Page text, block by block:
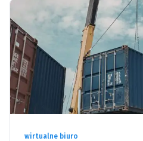
wirtualne biuro